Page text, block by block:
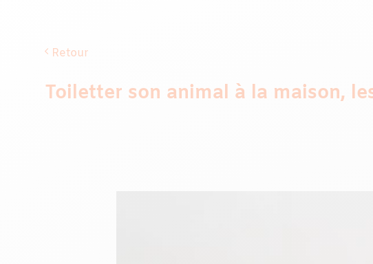
Retour
Toiletter son animal à la maison,